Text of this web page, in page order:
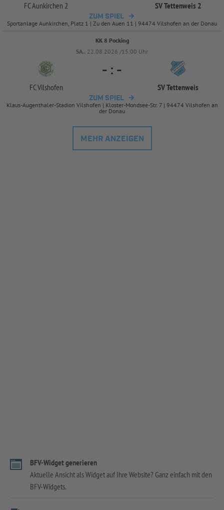
FC Aunkirchen 2 SV Tettenweis 2
ZUM SPIEL
Sportanlage Aunkirchen, Platz 1 | Zu den Auen 11 | 94474 Vilshofen an der Donau
KK 8 Pocking
SA.. 22.08.2026 /15:00 Uhr
FC Vilshofen
- : -
SV Tettenweis
ZUM SPIEL
Klaus-Augenthaler-Stadion Vilshofen | Kloster-Mondsee-Str. 7 | 94474 Vilshofen an
der Donau
MEHR ANZEIGEN
BFV-Widget generieren
Aktuelle Ansicht als Widget auf Ihre Website? Ganz einfach mit den
BFV-Widgets.